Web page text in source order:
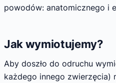
powodów: anatomicznego i
Jak wymiotujemy?
Aby doszło do odruchu
każdego innego zwierzęcia)